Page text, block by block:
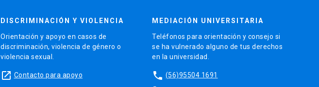
DISCRIMINACIÓN Y VIOLENCIA
Orientación y apoyo en casos de
discriminación, violencia de género o
violencia sexual.
launch Contacto para apoyo
MEDIACIÓN UNIVERSITARIA
Teléfonos para orientación y consejo si
se ha vulnerado alguno de tus derechos
en la universidad.
phone (56)95504 1691